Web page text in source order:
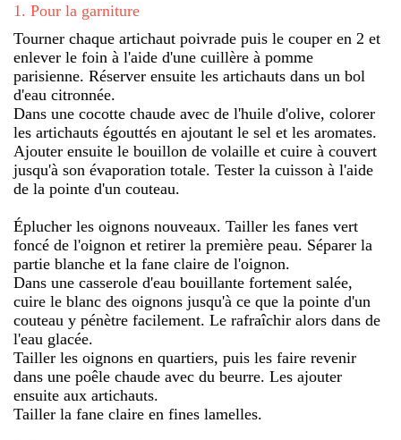
1 . Pour la garniture
Tourner chaque artichaut poivrade puis le couper en 2 et
enlever le foin à l'aide d'une cuillère à pomme
parisienne. Réserver ensuite les artichauts dans un bol
d'eau citronnée.
Dans une cocotte chaude avec de l'huile d'olive, colorer
les artichauts égouttés en ajoutant le sel et les aromates.
Ajouter ensuite le bouillon de volaille et cuire à couvert
jusqu'à son évaporation totale. Tester la cuisson à l'aide
de la pointe d'un couteau.
Éplucher les oignons nouveaux. Tailler les fanes vert
foncé de l'oignon et retirer la première peau. Séparer la
partie blanche et la fane claire de l'oignon.
Dans une casserole d'eau bouillante fortement salée,
cuire le blanc des oignons jusqu'à ce que la pointe d'un
couteau y pénètre facilement. Le rafraîchir alors dans de
l'eau glacée.
Tailler les oignons en quartiers, puis les faire revenir
dans une poêle chaude avec du beurre. Les ajouter
ensuite aux artichauts.
Tailler la fane claire en fines lamelles.